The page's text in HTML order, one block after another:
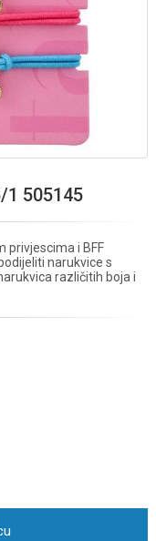
1 505145
privjescima i BFF
narukvice s
različitih boja i